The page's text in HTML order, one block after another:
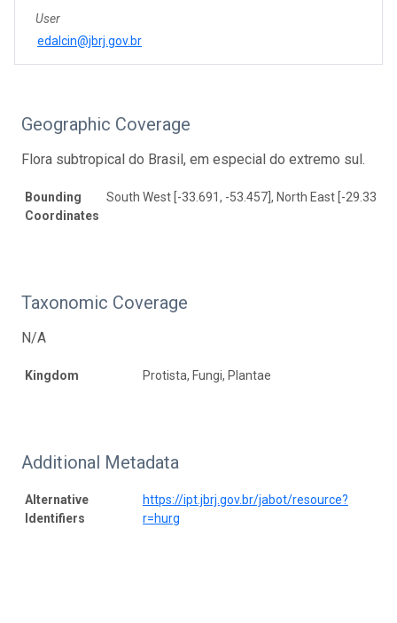
User
edalcin@jbrj.gov.br
Geographic Coverage
Flora subtropical do Brasil, em especial do extremo sul.
Bounding
Coordinates
South West [-33.691, -53.457], North East [-29.335,
Taxonomic Coverage
N/A
Kingdom Protista, Fungi, Plantae
Additional Metadata
Alternative
Identifiers
https://ipt.jbrj.gov.br/jabot/resource?
r=hurg